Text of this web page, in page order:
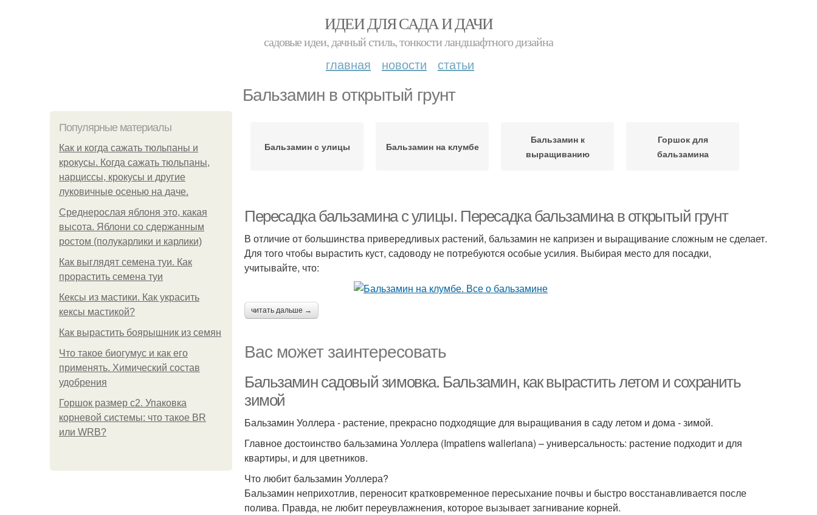
ИДЕИ ДЛЯ САДА И ДАЧИ
садовые идеи, дачный стиль, тонкости ландшафтного дизайна
главная новости статьи
Бальзамин в открытый грунт
Популярные материалы
Как и когда сажать тюльпаны и
крокусы. Когда сажать тюльпаны,
нарциссы, крокусы и другие
луковичные осенью на даче.
Среднерослая яблоня это, какая
высота. Яблони со сдержанным
ростом (полукарлики и карлики)
Как выглядят семена туи. Как
прорастить семена туи
Кексы из мастики. Как украсить
кексы мастикой?
Как вырастить боярышник из семян
Что такое биогумус и как его
применять. Химический состав
удобрения
Горшок размер с2. Упаковка
корневой системы: что такое BR
или WRB?
Бальзамин с улицы Бальзамин на клумбе
Бальзамин к
выращиванию
Горшок для
бальзамина
Пересадка бальзамина с улицы. Пересадка бальзамина в открытый грунт
В отличие от большинства привередливых растений, бальзамин не капризен и выращивание сложным не сделает.
Для того чтобы вырастить куст, садоводу не потребуются особые усилия. Выбирая место для посадки,
учитывайте, что:
читать дальше →
Вас может заинтересовать
Бальзамин садовый зимовка. Бальзамин, как вырастить летом и сохранить
зимой
Бальзамин Уоллера - растение, прекрасно подходящие для выращивания в саду летом и дома - зимой.
Главное достоинство бальзамина Уоллера (Impatiens walleriana) – универсальность: растение подходит и для
квартиры, и для цветников.
Что любит бальзамин Уоллера?
Бальзамин неприхотлив, переносит кратковременное пересыхание почвы и быстро восстанавливается после
полива. Правда, не любит переувлажнения, которое вызывает загнивание корней.